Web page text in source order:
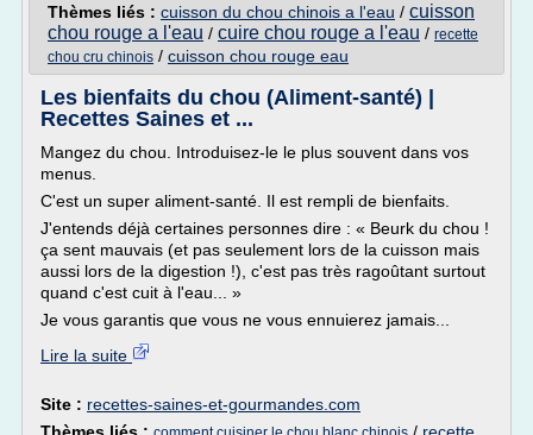
Thèmes liés : cuisson du chou chinois a l'eau / cuisson
chou rouge a l'eau / cuire chou rouge a l'eau / recette
chou cru chinois / cuisson chou rouge eau
Les bienfaits du chou (Aliment-santé) |
Recettes Saines et ...
Mangez du chou. Introduisez-le le plus souvent dans vos
menus.
C'est un super aliment-santé. Il est rempli de bienfaits.
J'entends déjà certaines personnes dire : « Beurk du chou !
ça sent mauvais (et pas seulement lors de la cuisson mais
aussi lors de la digestion !), c'est pas très ragoûtant surtout
quand c'est cuit à l'eau... »
Je vous garantis que vous ne vous ennuierez jamais...
Lire la suite
Site : recettes-saines-et-gourmandes.com